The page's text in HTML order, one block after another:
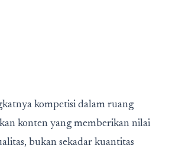
kompetisi dalam ruang
konten yang memberikan nilai
bukan sekadar kuantitas